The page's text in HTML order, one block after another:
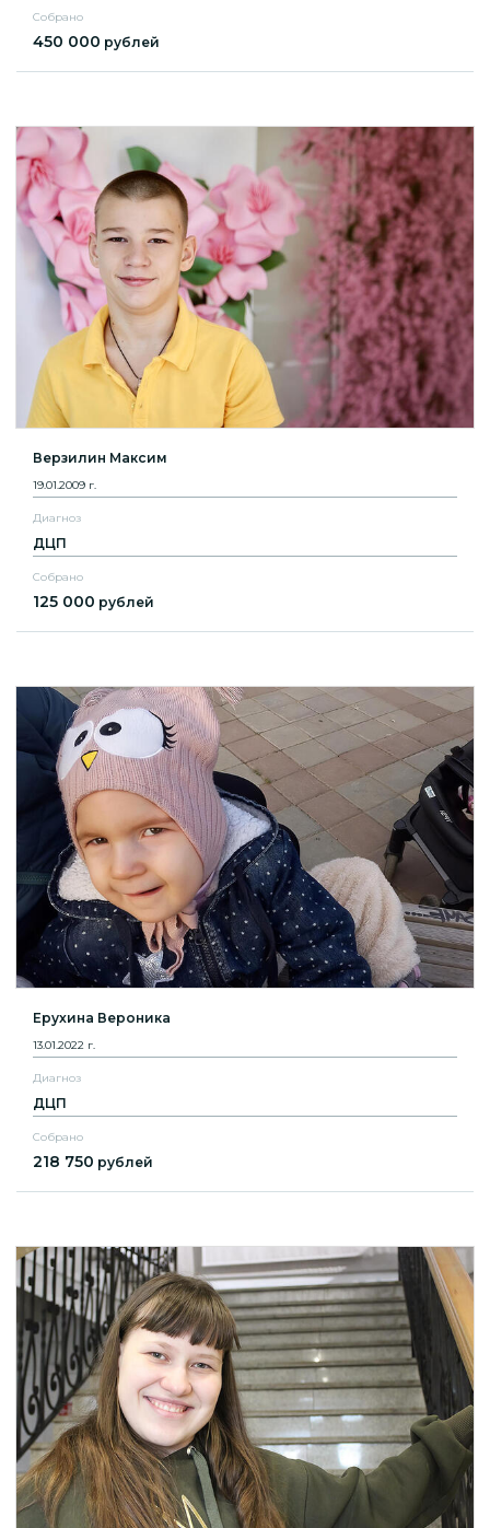
Собрано
450 000 рублей
Верзилин Максим
19.01.2009 г.
Диагноз
ДЦП
Собрано
125 000 рублей
Ерухина Вероника
13.01.2022 г.
Диагноз
ДЦП
Собрано
218 750 рублей